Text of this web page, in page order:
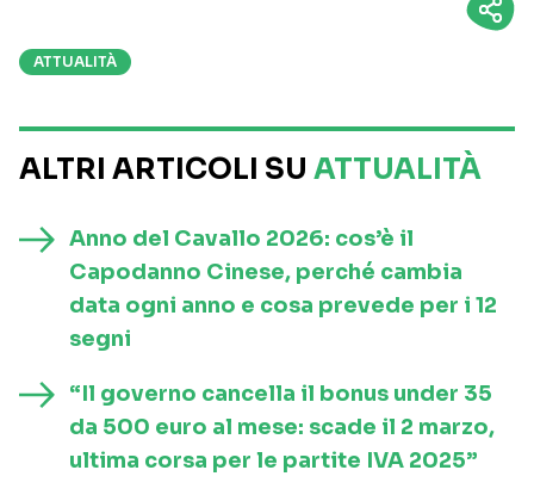
ATTUALITÀ
ALTRI ARTICOLI SU ATTUALITÀ
Anno del Cavallo 2026: cos’è il
Capodanno Cinese, perché cambia
data ogni anno e cosa prevede per i 12
segni
“Il governo cancella il bonus under 35
da 500 euro al mese: scade il 2 marzo,
ultima corsa per le partite IVA 2025”